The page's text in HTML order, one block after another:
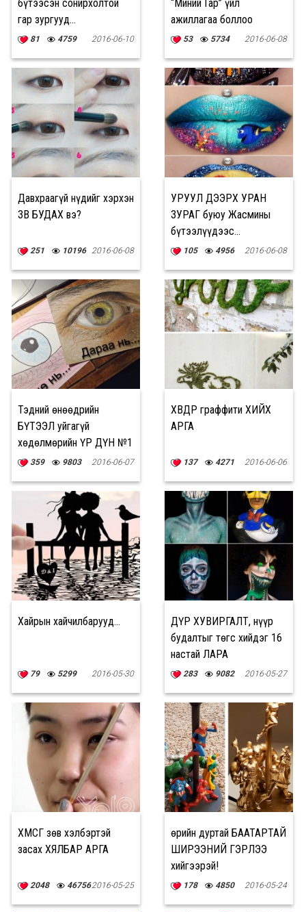
бүтээсэн сонирхолтой
гар зургууд...
81 4759 2016-06-10
“Миний Гар” үйл
ажиллагаа боллоо
53 5734 2016-06-08
Давхраагүй нүдийг хэрхэн
ЗӨВ БУДАХ вэ?
251 10196 2016-06-08
УРУУЛ ДЭЭРХ УРАН
ЗУРАГ буюу Жасмины
бүтээлүүдээс...
105 4956 2016-06-08
Тэдний өнөөдрийн
БҮТЭЭЛ уйгагүй
хөдөлмөрийн ҮР ДҮН №1
359 9803 2016-06-07
ХӨВДӨӨР граффити ХИЙХ
АРГА
137 4271 2016-06-06
Хайрын хайчилбарууд...
79 5299 2016-05-30
ДҮР ХУВИРГАЛТ, нүүр
будалтыг төгс хийдэг 16
настай ЛАРА
283 9082 2016-05-27
ХӨМСГӨӨ зөв хэлбэртэй
засах ХЯЛБАР АРГА
2048 467562016-05-25
Өөрийн дуртай БААТАРТАЙ
ШИРЭЭНИЙ ГЭРЛЭЭ
хийгээрэй!
178 4850 2016-05-24